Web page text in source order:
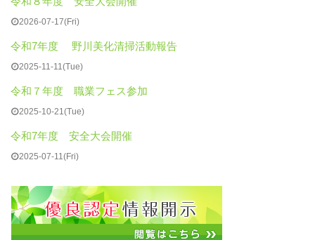
2026-07-17(Fri)
令和7年度 野川美化清掃活動報告
2025-11-11(Tue)
令和７年度 職業フェス参加
2025-10-21(Tue)
令和7年度 安全大会開催
2025-07-11(Fri)